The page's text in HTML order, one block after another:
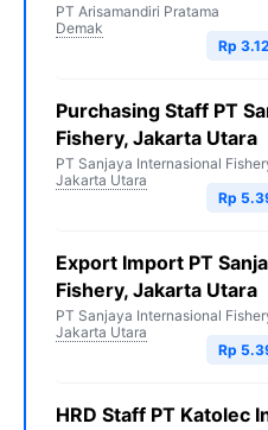
PT Arisamandiri Pratama
Demak
Rp
Purchasing Staff PT
Fishery, Jakarta Utara
PT Sanjaya Internasional
Jakarta Utara
Rp
Export Import PT
Fishery, Jakarta Utara
PT Sanjaya Internasional
Jakarta Utara
Rp
HRD Staff PT Katolec